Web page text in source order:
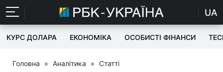
UA
КУРС ДОЛАРА ЕКОНОМІКА ОСОБИСТІ ФІНАНСИ
Головна » Аналітика » Статті